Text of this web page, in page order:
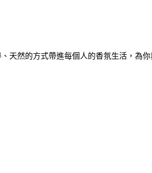
天然的方式帶進每個人的香氛生活，為